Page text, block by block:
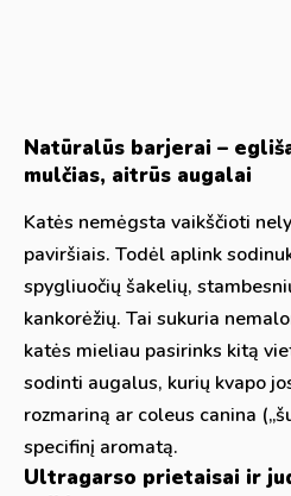
Natūralūs barjerai –
mulčias, aitrūs augalai
Katės nemėgsta vaikščioti
paviršiais. Todėl aplink
spygliuočių šakelių,
kankorėžių. Tai sukuria
katės mieliau pasirinks kitą
sodinti augalus, kurių kvapo
rozmariną ar coleus canina
specifinį aromatą.
Ultragarso prietaisai ir